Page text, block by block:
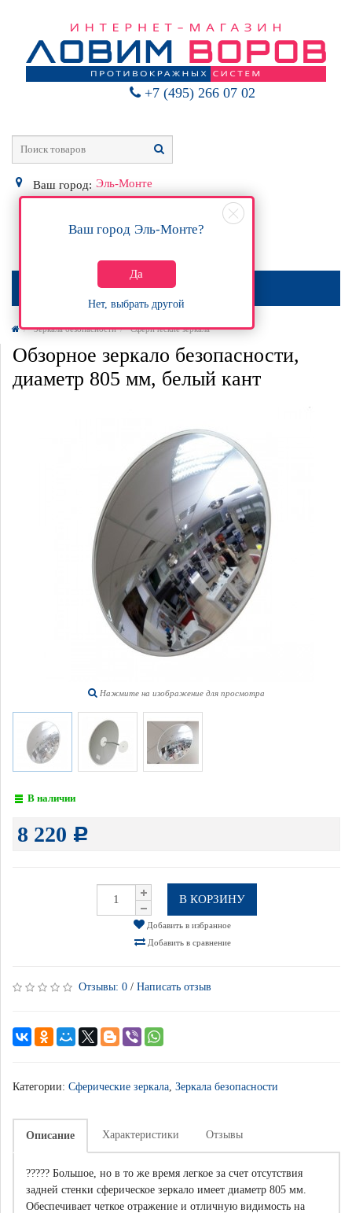
+7 (495) 266 07 02
Ваш город: Эль-Монте
Ваш город Эль-Монте?
Да
Нет, выбрать другой
0Р
МЕНЮ
Зеркала безопасности Сферические зеркала
Обзорное зеркало безопасности,
диаметр 805 мм, белый кант
Нажмите на изображение для просмотра
В наличии
8 220 Р
В КОРЗИНУ
Добавить в избранное
Добавить в сравнение
Отзывы: 0 / Написать отзыв
Категории: Сферические зеркала, Зеркала безопасности
Описание Характеристики Отзывы
????? Большое, но в то же время легкое за счет отсутствия
задней стенки сферическое зеркало имеет диаметр 805 мм.
Обеспечивает четкое отражение и отличную видимость на